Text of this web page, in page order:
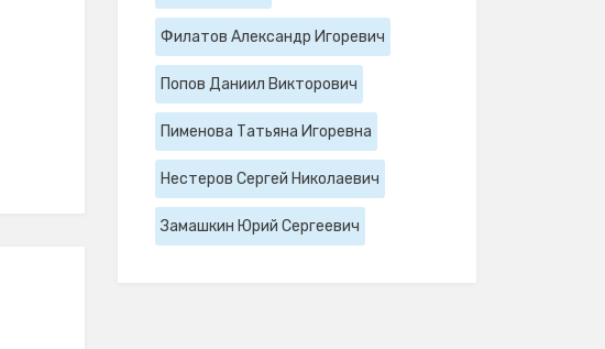
Филатов Александр Игоревич
Попов Даниил Викторович
Пименова Татьяна Игоревна
Нестеров Сергей Николаевич
Замашкин Юрий Сергеевич